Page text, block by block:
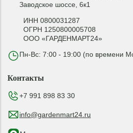
Заводское шоссе, 6к1
ИНН 0800031287
ОГРН 1250800005708
ООО «ГАРДЕНМАРТ24»
Пн-Вс: 7:00 - 19:00 (по времени
Контакты
+7 991 898 83 30
info@gardenmart24.ru